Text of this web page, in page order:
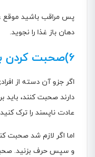
پس مراقب باشید موقع
دهان باز غذا را نجوید.
6)صحبت کردن با دهان پر
اگر جزو آن دسته از
دارند صحبت کنند، باید
عادت ناپسند را ترک
اما اگر لازم شد صحبت
و سپس حرف بزنید.